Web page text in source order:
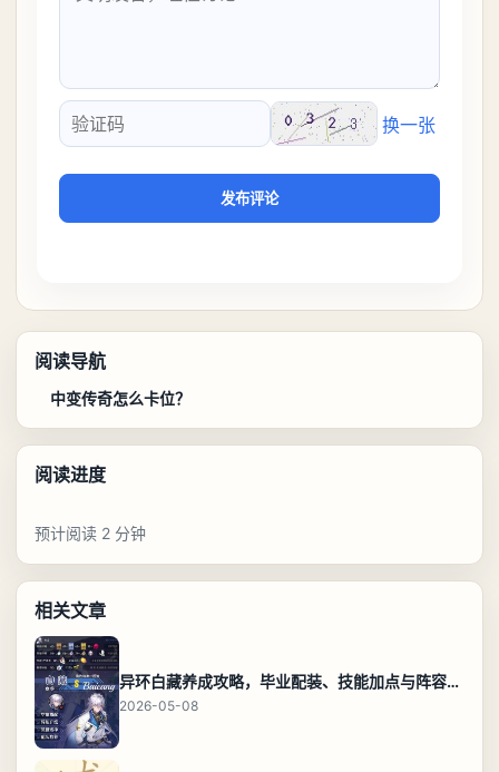
验证码
换一张
发布评论
阅读导航
中变传奇怎么卡位？
阅读进度
预计阅读 2 分钟
相关文章
异环白藏养成攻略，毕业配装、技能加点与阵容搭配保姆级解析
2026-05-08